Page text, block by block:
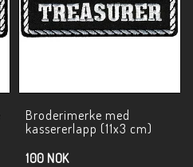
Broderimerke med
kassererlapp (11x3 cm)
100 NOK